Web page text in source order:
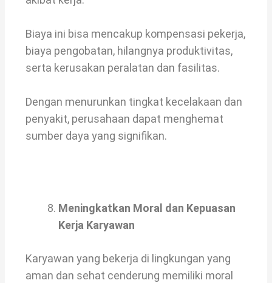
Biaya ini bisa mencakup kompensasi pekerja,
biaya pengobatan, hilangnya produktivitas,
serta kerusakan peralatan dan fasilitas.
Dengan menurunkan tingkat kecelakaan dan
penyakit, perusahaan dapat menghemat
sumber daya yang signifikan.
Meningkatkan Moral dan Kepuasan
Kerja Karyawan
Karyawan yang bekerja di lingkungan yang
aman dan sehat cenderung memiliki moral